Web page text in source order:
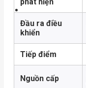
Đầu ra điều
khiển
Tiếp điểm
Nguồn cấp